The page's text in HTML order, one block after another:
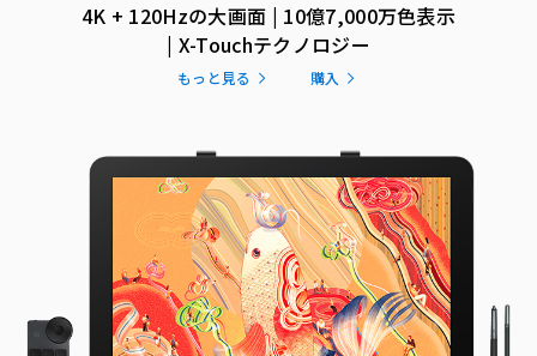
4K + 120Hzの大画面 | 10億7,000万色表示
| X-Touchテクノロジー
もっと見る 購入